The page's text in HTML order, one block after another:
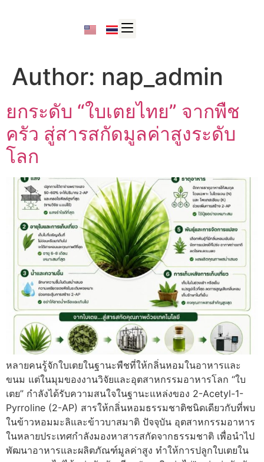
Author: nap_admin
ยกระดับ “ใบเตยไทย” จากพืช
ครัว สู่สารสกัดมูลค่าสูงระดับ
โลก
หลายคนรู้จักใบเตยในฐานะพืชที่ให้กลิ่นหอมในอาหารและ
ขนม แต่ในมุมของงานวิจัยและอุตสาหกรรมอาหารโลก “ใบ
เตย” กำลังได้รับความสนใจในฐานะแหล่งของ 2-Acetyl-1-
Pyrroline (2-AP) สารให้กลิ่นหอมธรรมชาติชนิดเดียวกับที่พบ
ในข้าวหอมมะลิและข้าวบาสมาติ ปัจจุบัน อุตสาหกรรมอาหาร
ในหลายประเทศกำลังมองหาสารสกัดจากธรรมชาติ เพื่อนำไป
พัฒนาอาหารและผลิตภัณฑ์มูลค่าสูง ทำให้การปลูกใบเตยใน